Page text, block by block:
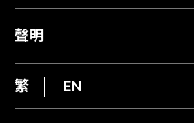
常見問題
csl.
1010
HKT
聲明
私隱聲明
使用條款
條款及細則
繁 EN